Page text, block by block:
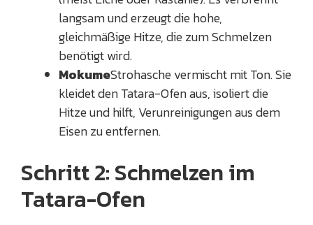
langsam und erzeugt die hohe,
gleichmäßige Hitze, die zum Schmelzen
benötigt wird.
MokumeStrohasche vermischt mit Ton. Sie
kleidet den Tatara-Ofen aus, isoliert die
Hitze und hilft, Verunreinigungen aus dem
Eisen zu entfernen.
Schritt 2: Schmelzen im
Tatara-Ofen